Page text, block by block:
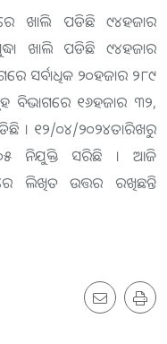
ଖାଲି ପଡିଛି ୯୪ହଜାର
ଖାଲି ପଡିଛି ୯୪ହଜାର
ସର୍ବାଧିକ ୨୦ହଜାର ୨୮୯
ବିଭାଗରେ ୧୬ହଜାର ୩୨,
। ୧୨/୦୪/୨୦୨୪ତାରିଖରୁ
ନିଯୁକ୍ତି ସରିଛି । ଆଜି
ଲିଖିତ ଉତ୍ତର ରଖିଛନ୍ତି